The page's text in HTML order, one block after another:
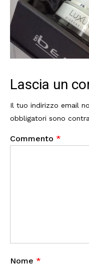
Lascia un
Il tuo indirizzo email
obbligatori sono
Commento *
Nome *